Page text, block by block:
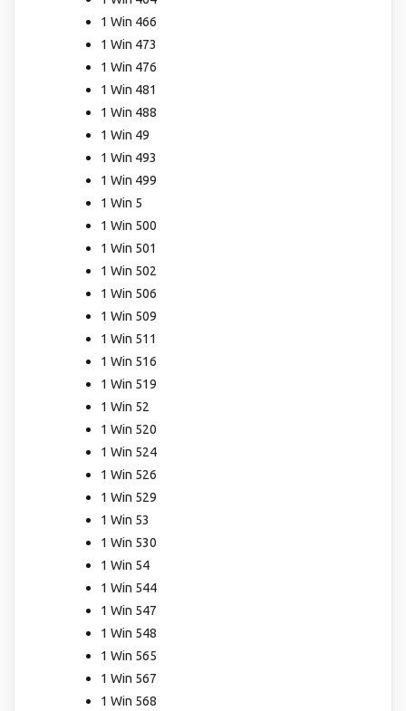
1 Win 466
1 Win 473
1 Win 476
1 Win 481
1 Win 488
1 Win 49
1 Win 493
1 Win 499
1 Win 5
1 Win 500
1 Win 501
1 Win 502
1 Win 506
1 Win 509
1 Win 511
1 Win 516
1 Win 519
1 Win 52
1 Win 520
1 Win 524
1 Win 526
1 Win 529
1 Win 53
1 Win 530
1 Win 54
1 Win 544
1 Win 547
1 Win 548
1 Win 565
1 Win 567
1 Win 568